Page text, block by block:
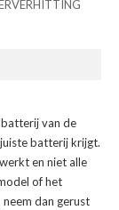
van de
batterij krijgt.
en niet alle
of het
dan gerust